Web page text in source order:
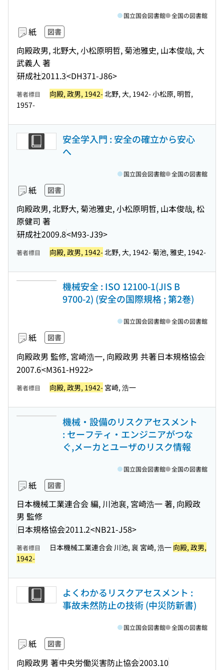
紙 図書
向殿政男, 北野大, 小松原明哲, 菊池雅史, 山本俊哉, 大
武義人 著
研成社2011.3<DH371-J86>
国立国会図書館 全国の図書館
著者標目 向殿, 政男, 1942-北野, 大, 1942- 小松原, 明哲,
1957-
安全学入門 : 安全の確立から安心
へ
紙 図書
向殿政男, 北野大, 菊池雅史, 小松原明哲, 山本俊哉, 松
原健司 著
研成社2009.8<M93-J39>
国立国会図書館 全国の図書館
著者標目 向殿, 政男, 1942-北野, 大, 1942- 菊池, 雅史, 1942-
機械安全 : ISO 12100-1(JIS B
9700-2) (安全の国際規格 ; 第2巻)
紙 図書
向殿政男 監修, 宮崎浩一, 向殿政男 共著日本規格協会
2007.6<M361-H922>
国立国会図書館 全国の図書館
著者標目 向殿, 政男, 1942- 宮崎, 浩一
機械・設備のリスクアセスメント
: セーフティ・エンジニアがつな
ぐ,メーカとユーザのリスク情報
紙 図書
日本機械工業連合会 編, 川池襄, 宮崎浩一 著, 向殿政
男 監修
日本規格協会2011.2<NB21-J58>
国立国会図書館 全国の図書館
著者標目 日本機械工業連合会 川池, 襄 宮崎, 浩一 向殿, 政男,
1942-
よくわかるリスクアセスメント :
事故未然防止の技術 (中災防新書)
紙 図書
向殿政男 著中央労働災害防止協会2003.10
国立国会図書館 全国の図書館